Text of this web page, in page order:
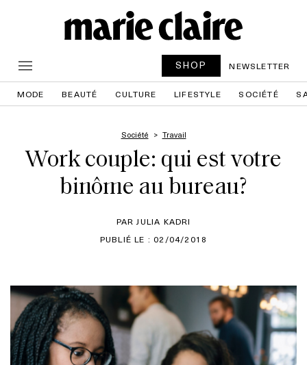
SHOP NEWSLETTER
MODE BEAUTÉ CULTURE LIFESTYLE SOCIÉTÉ
Société Travail
Work couple: qui est votre
binôme au bureau?
PAR JULIA KADRI
PUBLIÉ LE : 02/04/2018